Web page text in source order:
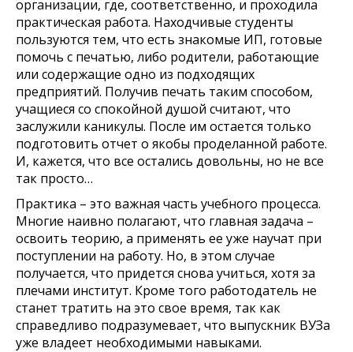
организации, где, соответственно, и проходила
практическая работа. Находчивые студенты
пользуются тем, что есть знакомые ИП, готовые
помочь с печатью, либо родители, работающие
или содержащие одно из подходящих
предприятий. Получив печать таким способом,
учащиеся со спокойной душой считают, что
заслужили каникулы. После им остается только
подготовить отчет о якобы проделанной работе.
И, кажется, что все остались довольны, но не все
так просто…
Практика – это важная часть учебного процесса.
Многие наивно полагают, что главная задача –
освоить теорию, а применять ее уже научат при
поступлении на работу. Но, в этом случае
получается, что придется снова учиться, хотя за
плечами институт. Кроме того работодатель не
станет тратить на это свое время, так как
справедливо подразумевает, что выпускник ВУЗа
уже владеет необходимыми навыками.